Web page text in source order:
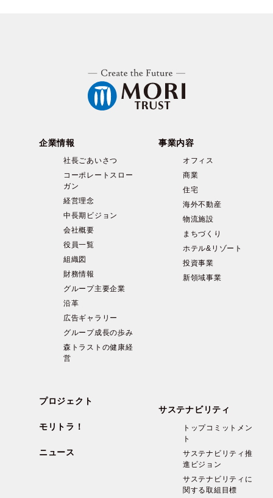
企業情報
社長ごあいさつ
コーポレートスロー
ガン
経営理念
中長期ビジョン
会社概要
役員一覧
組織図
財務情報
グループ主要企業
沿革
広告ギャラリー
グループ成長の歩み
森トラストの健康経
営
事業内容
オフィス
商業
住宅
海外不動産
物流施設
まちづくり
ホテル&リゾート
投資事業
新領域事業
プロジェクト
モリトラ！
ニュース
サステナビリティ
トップコミットメン
ト
サステナビリティ推
進ビジョン
サステナビリティに
関する取組目標